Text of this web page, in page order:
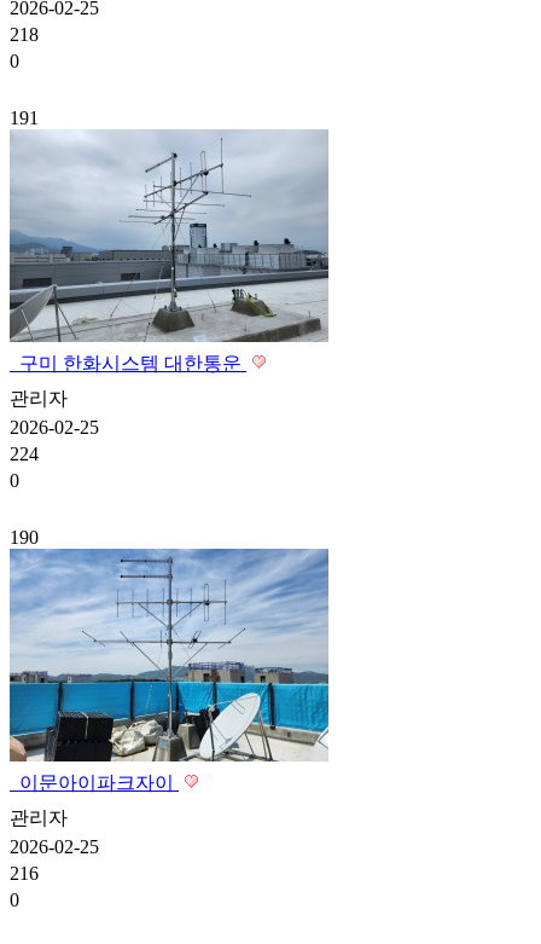
2026-02-25
218
0
191
구미 한화시스템 대한통운
관리자
2026-02-25
224
0
190
이문아이파크자이
관리자
2026-02-25
216
0